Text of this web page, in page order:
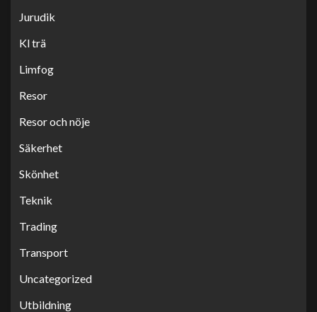
Jurudik
Kl trä
Limfog
Resor
Resor och nöje
Säkerhet
Skönhet
Teknik
Trading
Transport
Uncategorized
Utbildning